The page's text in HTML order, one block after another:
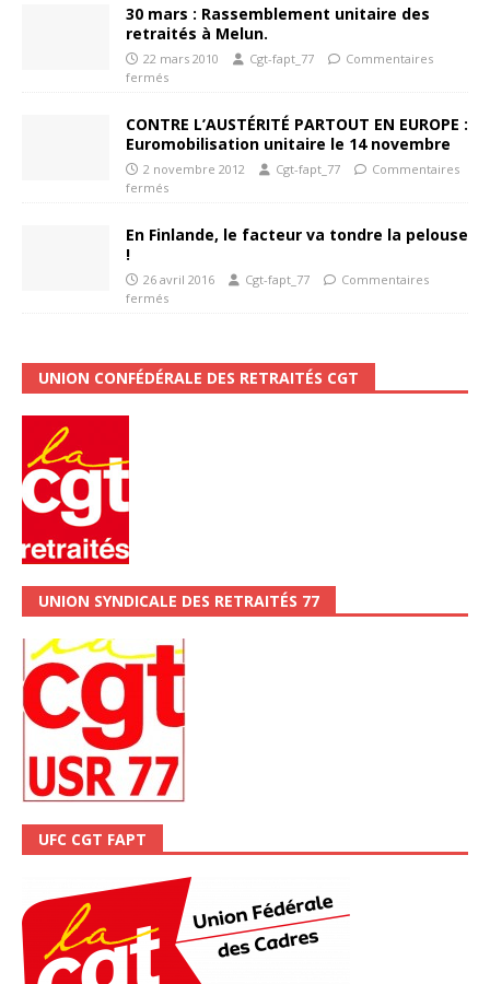
30 mars : Rassemblement unitaire des
retraités à Melun.
22 mars 2010 Cgt-fapt_77
Commentaires
fermés
CONTRE L’AUSTÉRITÉ PARTOUT EN EUROPE :
Euromobilisation unitaire le 14 novembre
2 novembre 2012 Cgt-fapt_77
Commentaires
fermés
En Finlande, le facteur va tondre la pelouse
!
26 avril 2016 Cgt-fapt_77
Commentaires
fermés
UNION CONFÉDÉRALE DES RETRAITÉS CGT
UNION SYNDICALE DES RETRAITÉS 77
UFC CGT FAPT